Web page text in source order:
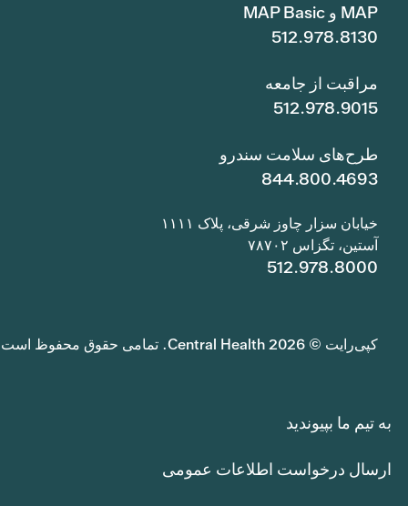
MAP و MAP Basic
512.978.8130
مراقبت از جامعه
512.978.9015
طرح‌های سلامت سندرو
844.800.4693
خیابان سزار چاوز شرقی، پلاک ۱۱۱۱
آستین، تگزاس ۷۸۷۰۲
512.978.8000
کپی‌رایت © 2026 Central Health. تمامی حقوق محفوظ است.
به تیم ما بپیوندید
ارسال درخواست اطلاعات عمومی